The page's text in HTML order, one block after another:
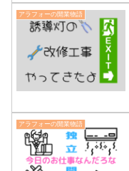
アラフォーの開業物語
アラフォーの開業物語